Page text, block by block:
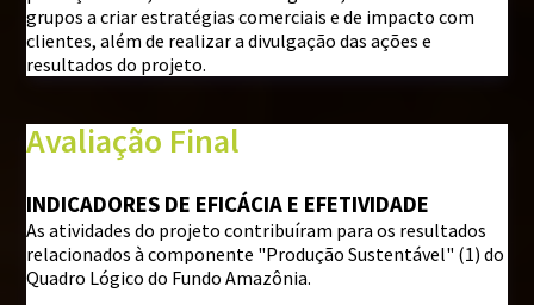
grupos a criar estratégias comerciais e de impacto com
clientes, além de realizar a divulgação das ações e
resultados do projeto.
Avaliação Final
INDICADORES DE EFICÁCIA E EFETIVIDADE
As atividades do projeto contribuíram para os resultados
relacionados à componente "Produção Sustentável" (1) do
Quadro Lógico do Fundo Amazônia.